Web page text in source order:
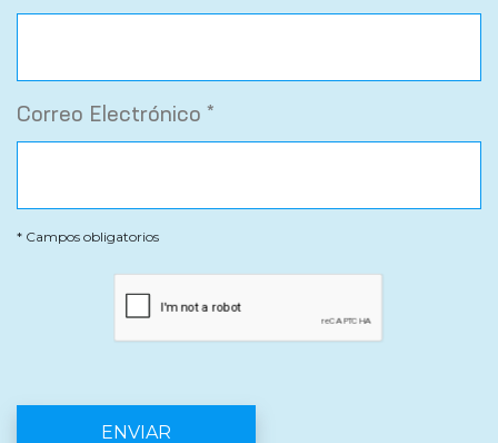
Correo Electrónico *
* Campos obligatorios